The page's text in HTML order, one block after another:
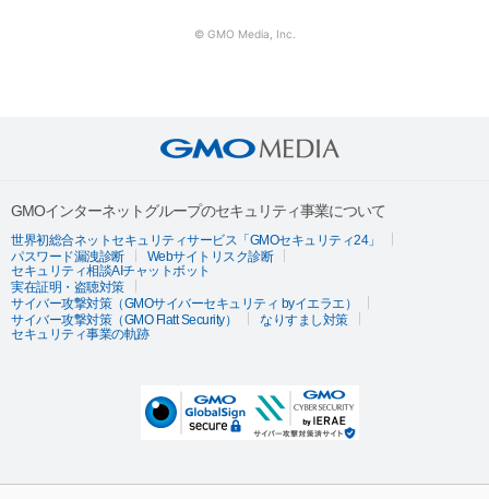
© GMO Media, Inc.
GMOインターネットグループのセキュリティ事業について
世界初総合ネットセキュリティサービス「GMOセキュリティ24」
パスワード漏洩診断
Webサイトリスク診断
セキュリティ相談AIチャットボット
実在証明・盗聴対策
サイバー攻撃対策（GMOサイバーセキュリティ byイエラエ）
サイバー攻撃対策（GMO Flatt Security）
なりすまし対策
セキュリティ事業の軌跡